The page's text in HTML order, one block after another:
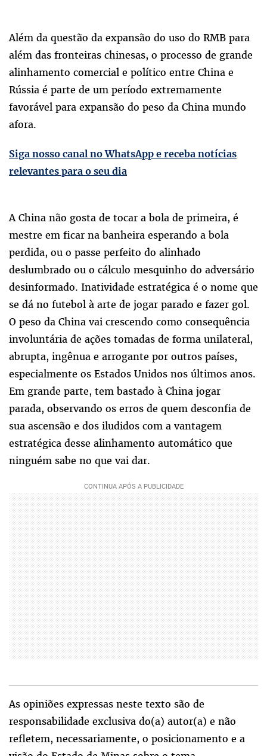
Além da questão da expansão do uso do RMB para
além das fronteiras chinesas, o processo de grande
alinhamento comercial e político entre China e
Rússia é parte de um período extremamente
favorável para expansão do peso da China mundo
afora.
Siga nosso canal no WhatsApp e receba notícias
relevantes para o seu dia
A China não gosta de tocar a bola de primeira, é
mestre em ficar na banheira esperando a bola
perdida, ou o passe perfeito do alinhado
deslumbrado ou o cálculo mesquinho do adversário
desinformado. Inatividade estratégica é o nome que
se dá no futebol à arte de jogar parado e fazer gol.
O peso da China vai crescendo como consequência
involuntária de ações tomadas de forma unilateral,
abrupta, ingênua e arrogante por outros países,
especialmente os Estados Unidos nos últimos anos.
Em grande parte, tem bastado à China jogar
parada, observando os erros de quem desconfia de
sua ascensão e dos iludidos com a vantagem
estratégica desse alinhamento automático que
ninguém sabe no que vai dar.
As opiniões expressas neste texto são de
responsabilidade exclusiva do(a) autor(a) e não
refletem, necessariamente, o posicionamento e a